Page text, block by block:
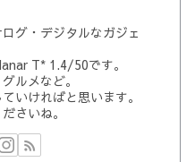
グ・デジタルなガジェ
T* 1.4/50です。
ルメなど。
いければと思います。
さいね。